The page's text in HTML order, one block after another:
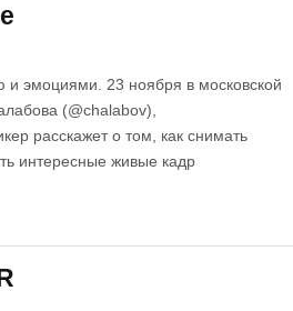
эмоциями. 23 ноября в московской
(@chalabov),
расскажет о том, как снимать
интересные живые кадр